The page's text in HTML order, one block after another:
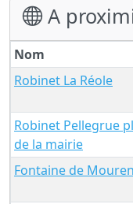
A
Nom
Robinet La Réole
Robinet Pellegrue
de la mairie
Fontaine de